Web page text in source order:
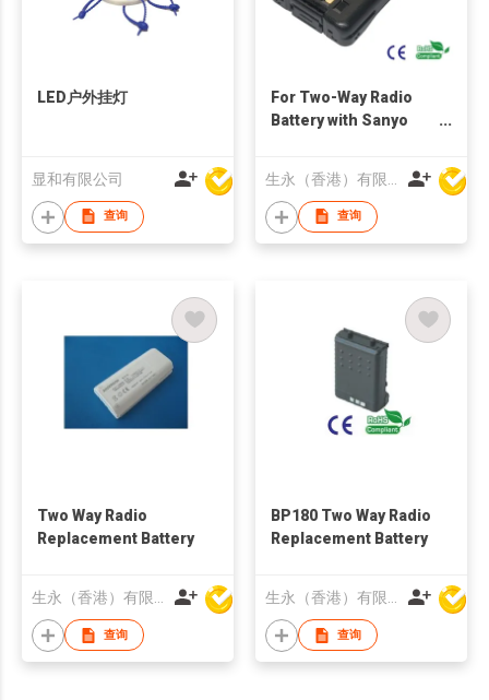
LED户外挂灯
显和有限公司
查询
For Two-Way Radio
Battery with Sanyo
查询
Two Way Radio
Replacement Battery
查询
BP180 Two Way Radio
Replacement Battery
查询